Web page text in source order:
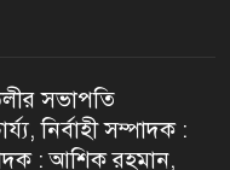
সভাপতি
নির্বাহী সম্পাদক :
: আশিক রহমান,